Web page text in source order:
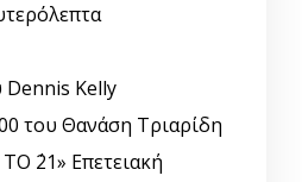
Dennis Kelly
του Θανάση Τριαρίδη
΄21» Επετειακή